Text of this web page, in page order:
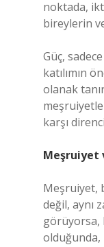
noktada,
bireylerin
Güç,
katılımın
olanak
karşı
Meşruiyet
Meşruiyet,
değil, aynı
görüyorsa,
olduğunda,